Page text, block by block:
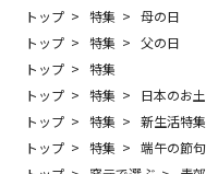
トップ
特集
母の日
トップ
特集
父の日
トップ
特集
トップ
特集
日本のお
トップ
特集
新生活特集
トップ
特集
端午の節